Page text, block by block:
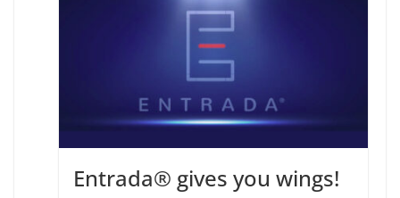
Entrada® gives you wings!